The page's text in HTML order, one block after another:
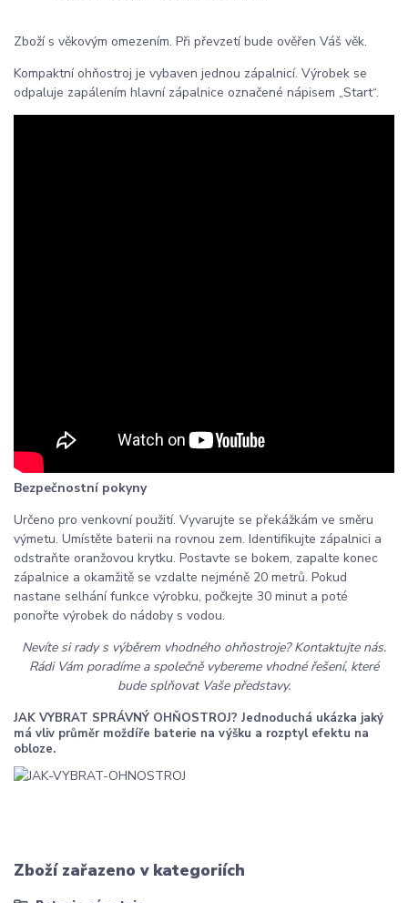
Zboží s věkovým omezením. Při převzetí bude ověřen Váš věk.
Kompaktní ohňostroj je vybaven jednou zápalnicí. Výrobek se
odpaluje zapálením hlavní zápalnice označené nápisem „Start“.
Bezpečnostní pokyny
Určeno pro venkovní použití. Vyvarujte se překážkám ve směru
výmetu. Umístěte baterii na rovnou zem. Identifikujte zápalnici a
odstraňte oranžovou krytku. Postavte se bokem, zapalte konec
zápalnice a okamžitě se vzdalte nejméně 20 metrů. Pokud
nastane selhání funkce výrobku, počkejte 30 minut a poté
ponořte výrobek do nádoby s vodou.
Nevíte si rady s výběrem vhodného ohňostroje? Kontaktujte nás.
Rádi Vám poradíme a společně vybereme vhodné řešení, které
bude splňovat Vaše představy.
JAK VYBRAT SPRÁVNÝ OHŇOSTROJ? Jednoduchá ukázka jaký
má vliv průměr moždíře baterie na výšku a rozptyl efektu na
obloze.
Zboží zařazeno v kategoriích